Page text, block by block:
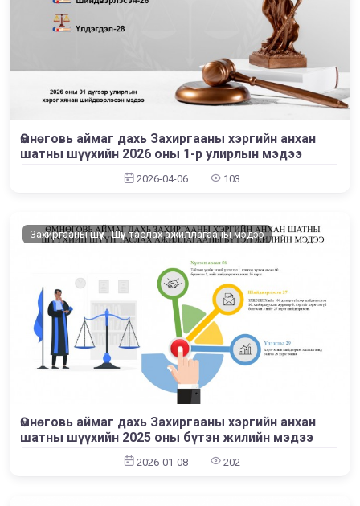
Өмнөговь аймаг дахь Захиргааны хэргийн анхан
шатны шүүхийн 2026 оны 1-р улирлын мэдээ
2026-04-06 103
Захиргааны шүүх - Шүүн таслах ажиллагааны мэдээ
Өмнөговь аймаг дахь Захиргааны хэргийн анхан
шатны шүүхийн 2025 оны бүтэн жилийн мэдээ
2026-01-08 202